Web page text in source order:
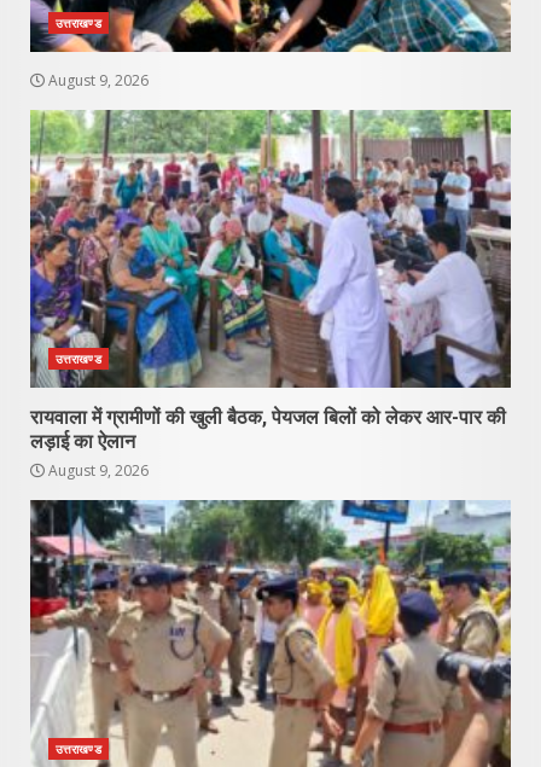
उत्तराखण्ड
August 9, 2026
उत्तराखण्ड
रायवाला में ग्रामीणों की खुली बैठक, पेयजल बिलों को लेकर आर-पार की
लड़ाई का ऐलान
August 9, 2026
उत्तराखण्ड